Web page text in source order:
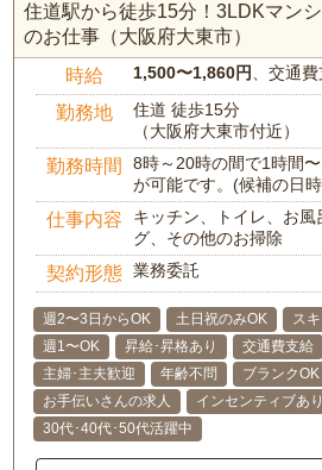
住道駅から徒歩15分！3LDKマン
のお仕事（大阪府大東市）
時給 1,500〜1,860円 、交通
勤務地
住道 徒歩15分
（大阪府大東市付近）
勤務時間
8時～20時の間で1時間
が可能です。(候補の日
仕事内容
キッチン、トイレ、お
グ、その他のお掃除
契約形態 業務委託
週2〜3日からOK 土日祝のみOK
ス
週1〜OK
昇給･昇格あり 交通費支給
主婦･主夫歓迎
年齢不問 ブランクOK
お手伝いさんの求人
インセンティブあり
30代･40代･50代活躍中